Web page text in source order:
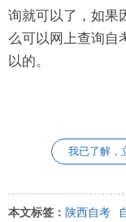
询就可以了，如果
么可以网上查询自
以的。
我已了解，
本文标签： 陕西自考